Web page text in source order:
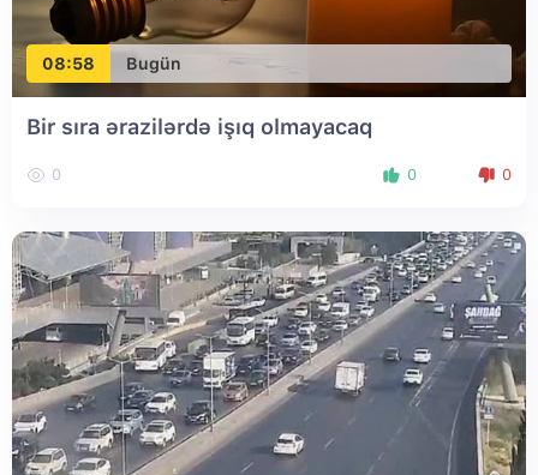
08:58 Bugün
Bir sıra ərazilərdə işıq olmayacaq
0 0 0